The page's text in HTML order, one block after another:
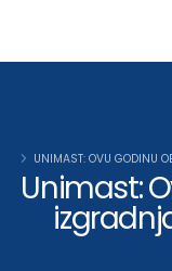
Unimast:
UNIMAST: OVU GODINU